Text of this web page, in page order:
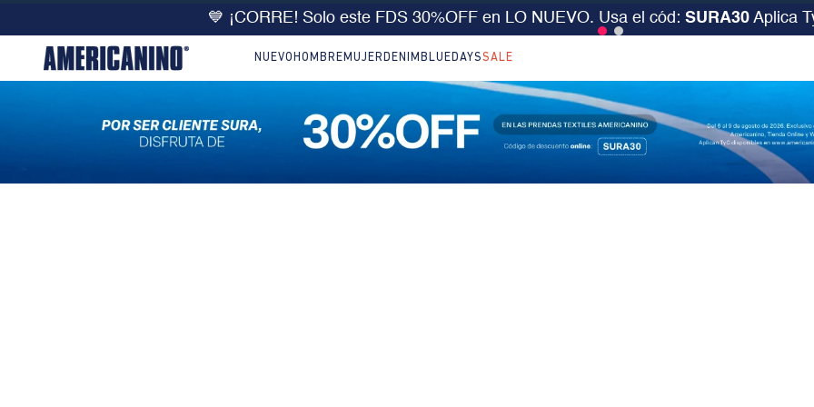
💙 ¡CORRE! Solo este FDS 30%OFF en LO NUEVO. Usa el cód: SURA30 Aplica
NUEVO HOMBRE MUJER DENIM BLUEDAYSSALE